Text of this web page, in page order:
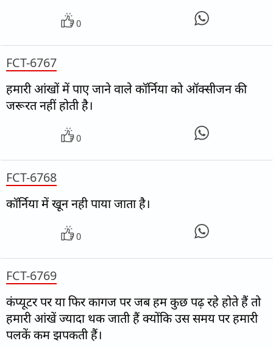
0
FCT-6767
हमारी आंखों में पाए जाने वाले कॉर्निया को ऑक्सीजन की
जरूरत नहीं होती है।
0
FCT-6768
कॉर्निया में खून नही पाया जाता है।
0
FCT-6769
कंप्यूटर पर या फिर कागज पर जब हम कुछ पढ़ रहे होते हैं तो
हमारी आंखें ज्यादा थक जाती हैं क्योंकि उस समय पर हमारी
पलकें कम झपकती हैं।